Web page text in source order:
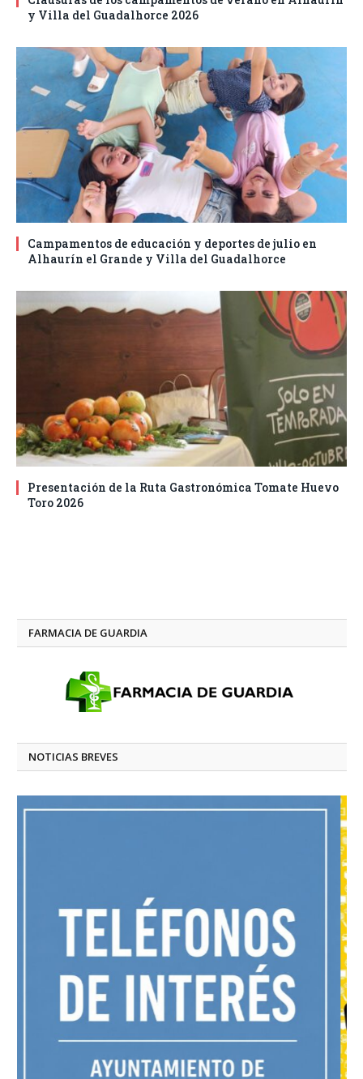
y Villa del Guadalhorce 2026
Campamentos de educación y deportes de julio en
Alhaurín el Grande y Villa del Guadalhorce
Presentación de la Ruta Gastronómica Tomate Huevo
Toro 2026
FARMACIA DE GUARDIA
NOTICIAS BREVES